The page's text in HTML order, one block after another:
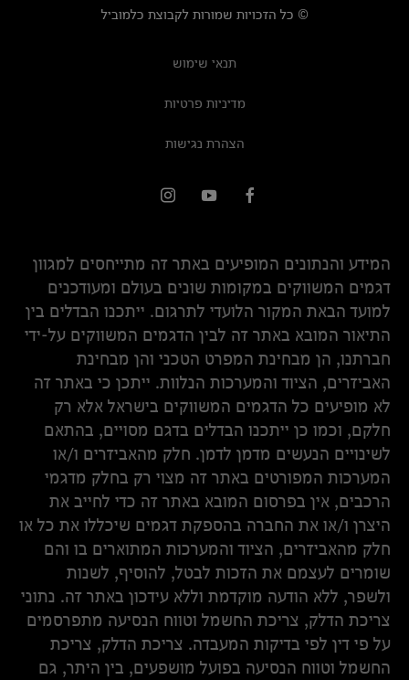
© כל הזכויות שמורות לקבוצת כלמוביל
תנאי שימוש
מדיניות פרטיות
הצהרת נגישות
המידע והנתונים המופיעים באתר זה מתייחסים למגוון
דגמים המשווקים במקומות שונים בעולם ומעודכנים
למועד הבאת המקור הלועדי לתרגום. ייתכנו הבדלים בין
התיאור המובא באתר זה לבין הדגמים המשווקים על-ידי
חברתנו, הן מבחינת המפרט הטכני והן מבחינת
האביזרים, הציוד והמערכות הנלוות. ייתכן כי באתר זה
לא מופיעים כל הדגמים המשווקים בישראל אלא רק
חלקם, וכמו כן ייתכנו הבדלים בדגם מסויים, בהתאם
לשינויים הנעשים מדמן לדמן. חלק מהאביזרים ו/או
המערכות המפורטים באתר זה מצוי רק בחלק מדגמי
הרכבים, אין בפרסום המובא באתר זה כדי לחייב את
היצרן ו/או את החברה בהספקת דגמים שיכללו את כל או
חלק מהאביזרים, הציוד והמערכות המתוארים בו והם
שומרים לעצמם את הזכות לבטל, להוסיף, לשנות
ולשפר, ללא הודעה מוקדמת וללא עידכון באתר זה. נתוני
צריכת הדלק, צריכת החשמל וטווח הנסיעה מתפרסמים
על פי דין לפי בדיקות המעבדה. צריכת הדלק, צריכת
החשמל וטווח הנסיעה בפועל מושפעים, בין היתר, גם